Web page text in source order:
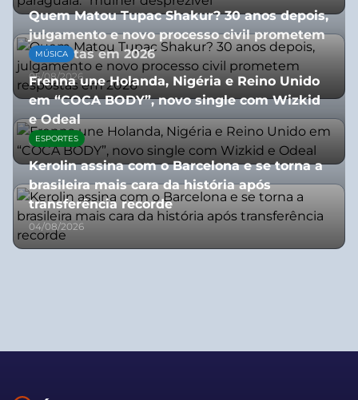
Quem Matou Tupac Shakur? 30 anos depois,
julgamento e novo processo civil prometem
respostas em 2026
05/08/2026
MÚSICA
Frenna une Holanda, Nigéria e Reino Unido
em “COCA BODY”, novo single com Wizkid
e Odeal
07/07/2026
ESPORTES
Kerolin assina com o Barcelona e se torna a
brasileira mais cara da história após
transferência recorde
04/08/2026